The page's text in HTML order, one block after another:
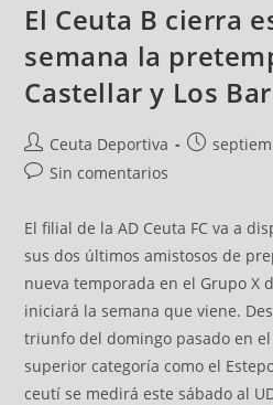
El Ceuta B cierra
semana la
Castellar y Los
Ceuta Deportiva
Sin comentarios
El filial de la AD Ceuta FC va a
sus dos últimos amistosos de
nueva temporada en el Grupo X
iniciará la semana que viene.
triunfo del domingo pasado en
superior categoría como el
ceutí se medirá este sábado al